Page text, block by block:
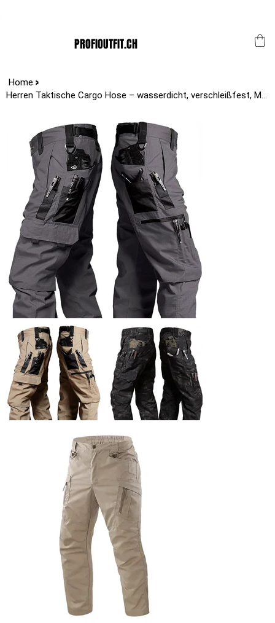
PROFIOUTFIT.CH
Home >
Herren Taktische Cargo Hose – wasserdicht, verschleißfest, Multi-Taschen